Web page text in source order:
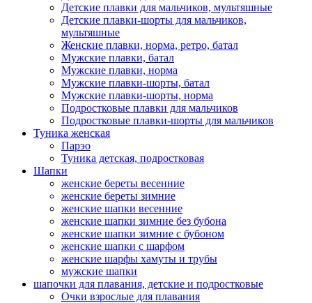
Детские плавки для мальчиков, мультяшные
Детские плавки-шорты для мальчиков,
мультяшные
Женские плавки, норма, ретро, батал
Мужские плавки, батал
Мужские плавки, норма
Мужские плавки-шорты, батал
Мужские плавки-шорты, норма
Подростковые плавки для мальчиков
Подростковые плавки-шорты для мальчиков
Туникa женская
Парэо
Туника детская, подростковая
Шапки
женские береты весенние
женские береты зимние
женские шапки весенние
женские шапки зимние без бубона
женские шапки зимние с бубоном
женские шапки с шарфом
женские шарфы хамуты и трубы
мужские шапки
шапочки для плавания, детские и подростковые
Очки взрослые для плавания